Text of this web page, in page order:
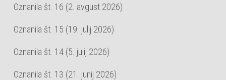
Oznanila št. 16 (2. avgust 2026)
Oznanila št. 15 (19. julij 2026)
Oznanila št. 14 (5. julij 2026)
Oznanila št. 13 (21. junij 2026)